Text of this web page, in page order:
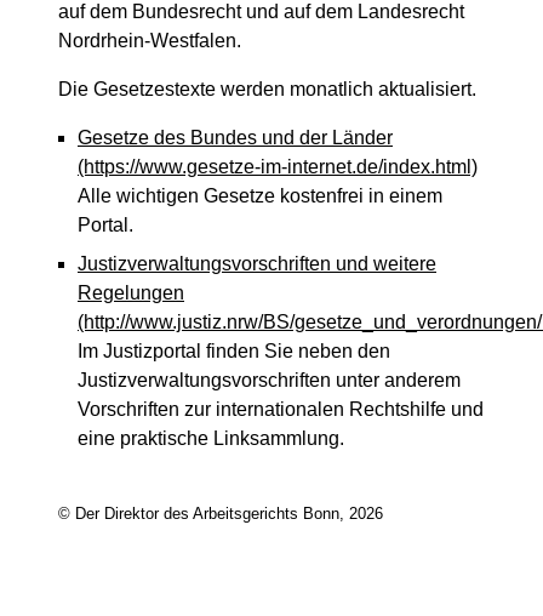
auf dem Bundesrecht und auf dem Landesrecht
Nordrhein-Westfalen.
Die Gesetzestexte werden monatlich aktualisiert.
Gesetze des Bundes und der Länder
(https://www.gesetze-im-internet.de/index.html)
Alle wichtigen Gesetze kostenfrei in einem
Portal.
Justizverwaltungsvorschriften und weitere
Regelungen
(http://www.justiz.nrw/BS/
Im Justizportal finden Sie neben den
Justizverwaltungsvorschriften unter anderem
Vorschriften zur internationalen Rechtshilfe und
eine praktische Linksammlung.
© Der Direktor des Arbeitsgerichts Bonn, 2026